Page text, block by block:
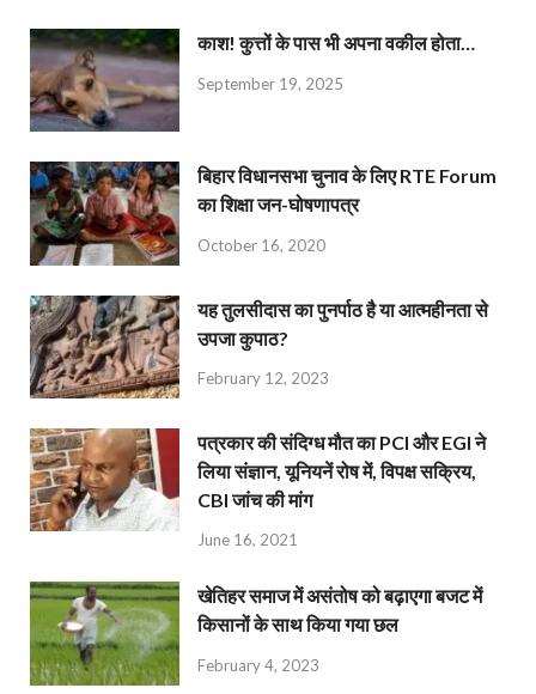
काश! कुत्तों के पास भी अपना वकील होता…
September 19, 2025
बिहार विधानसभा चुनाव के लिए RTE Forum
का शिक्षा जन-घोषणापत्र
October 16, 2020
यह तुलसीदास का पुनर्पाठ है या आत्महीनता से
उपजा कुपाठ?
February 12, 2023
पत्रकार की संदिग्ध मौत का PCI और EGI ने
लिया संज्ञान, यूनियनें रोष में, विपक्ष सक्रिय,
CBI जांच की मांग
June 16, 2021
खेतिहर समाज में असंतोष को बढ़ाएगा बजट में
किसानों के साथ किया गया छल
February 4, 2023